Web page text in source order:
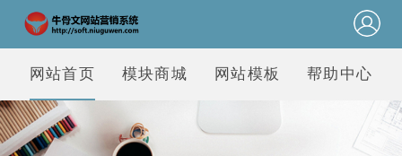
网站首页 模块商城 网站模板 帮助中心